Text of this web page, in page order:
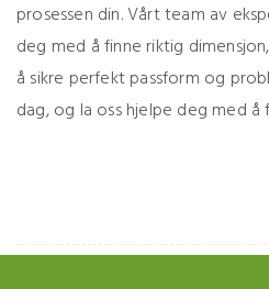
prosessen din. Vårt team av
deg med å finne riktig
å sikre perfekt passform og
dag, og la oss hjelpe deg med